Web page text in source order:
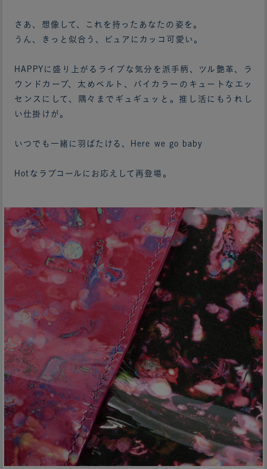
さあ、想像して、これを持ったあなたの姿を。
うん、きっと似合う、ピュアにカッコ可愛い。
HAPPYに盛り上がるライブな気分を派手柄、ツル艶革、ラ
ウンドカーブ、太めベルト、バイカラーのキュートなエッ
センスにして、隅々までギュギュッと。推し活にもうれし
い仕掛けが。
いつでも一緒に羽ばたける、Here we go baby
Hotなラブコールにお応えして再登場。